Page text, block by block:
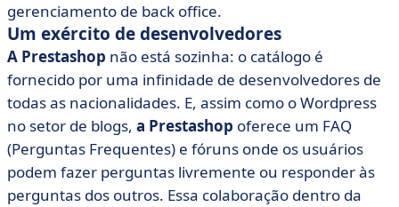
gerenciamento de back office.
Um exército de desenvolvedores
A Prestashop não está sozinha: o catálogo é
fornecido por uma infinidade de desenvolvedores de
todas as nacionalidades. E, assim como o Wordpress
no setor de blogs, a Prestashop oferece um FAQ
(Perguntas Frequentes) e fóruns onde os usuários
podem fazer perguntas livremente ou responder às
perguntas dos outros. Essa colaboração dentro da